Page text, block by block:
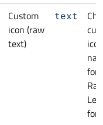
Custom
icon (raw
text)
text
for